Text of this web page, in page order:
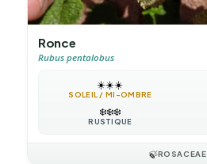
Ronce
Rubus pentalobus
☀️☀️☀️
SOLEIL / MI-OMBRE
❄️❄️❄️
RUSTIQUE
🍃ROSACEAE